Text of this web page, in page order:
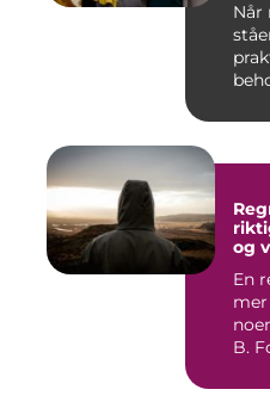
Når
og
En
mer
B.